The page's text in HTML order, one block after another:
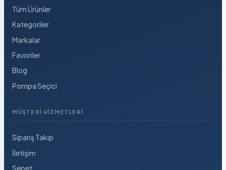
Tüm Ürünler
Kategoriler
Markalar
Favoriler
Blog
Pompa Seçici
MÜŞTERI HIZMETLERI
Sipariş Takip
İletişim
Sepet